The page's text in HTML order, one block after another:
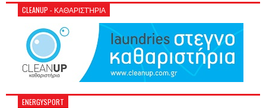
CLEANUP - ΚΑΘΑΡΙΣΤΉΡΙΑ
ENERGYSPORT